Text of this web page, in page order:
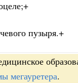
пузыря.+
мегауретера.